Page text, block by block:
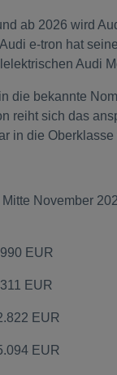
ab 2026 wird
e-tron hat
Audi
die bekannte
reiht sich das
in die Oberklasse
November
EUR
EUR